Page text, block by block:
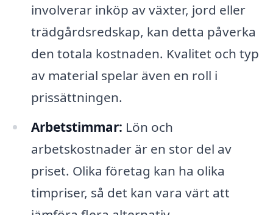
involverar inköp av växter, jord eller
trädgårdsredskap, kan detta påverka
den totala kostnaden. Kvalitet och typ
av material spelar även en roll i
prissättningen.
Arbetstimmar: Lön och
arbetskostnader är en stor del av
priset. Olika företag kan ha olika
timpriser, så det kan vara värt att